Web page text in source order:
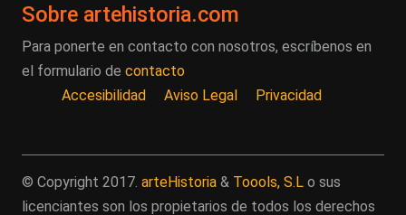
Sobre artehistoria.com
Para ponerte en contacto con nosotros, escríbenos en
el formulario de contacto
Accesibilidad
Aviso Legal Privacidad
© Copyright 2017. arteHistoria & Toools, S.L o sus
licenciantes son los propietarios de todos los derechos